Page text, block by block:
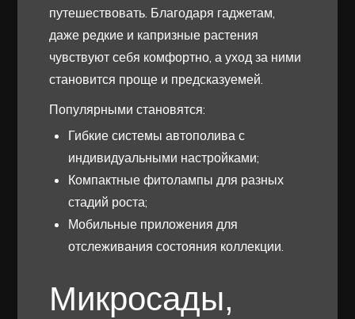
путешествовать. Благодаря гаджетам,
даже редкие и капризные растения
чувствуют себя комфортно, а уход за ними
становится проще и предсказуемей.
Популярными становятся:
Гибкие системы автополива с
индивидуальными настройками;
Компактные фитолампы для разных
стадий роста;
Мобильные приложения для
отслеживания состояния коллекции.
Микросады,